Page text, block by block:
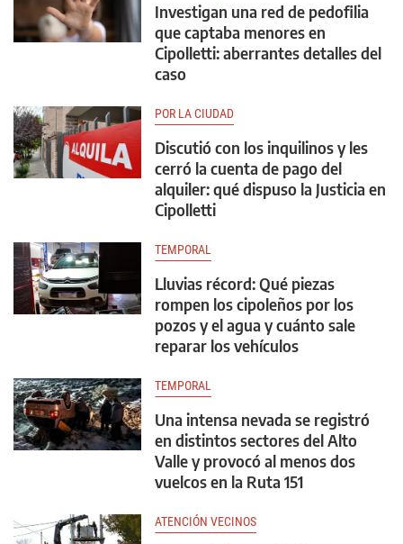
Investigan una red de pedofilia
que captaba menores en
Cipolletti: aberrantes detalles del
caso
POR LA CIUDAD
Discutió con los inquilinos y les
cerró la cuenta de pago del
alquiler: qué dispuso la Justicia en
Cipolletti
TEMPORAL
Lluvias récord: Qué piezas
rompen los cipoleños por los
pozos y el agua y cuánto sale
reparar los vehículos
TEMPORAL
Una intensa nevada se registró
en distintos sectores del Alto
Valle y provocó al menos dos
vuelcos en la Ruta 151
ATENCIÓN VECINOS